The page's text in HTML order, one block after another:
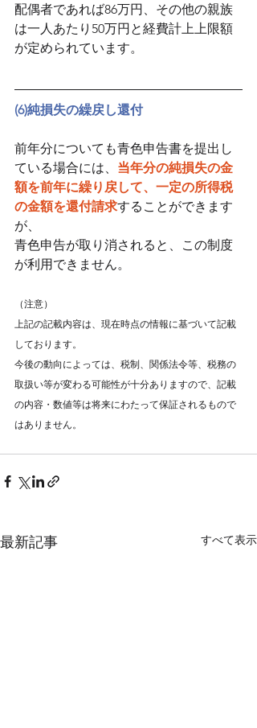
配偶者であれば86万円、その他の親族
は一人あたり50万円と経費計上上限額
が定められています。
(6)純損失の繰戻し還付
前年分についても青色申告書を提出し
ている場合には、 当年分の純損失の金
額を前年に繰り戻して、一定の所得税
の金額を還付請求することができます
が、
青色申告が取り消されると、この制度
が利用できません。
（注意）
上記の記載内容は、現在時点の情報に基づいて記載
しております。
今後の動向によっては、税制、関係法令等、税務の
取扱い等が変わる可能性が十分ありますので、記載
の内容・数値等は将来にわたって保証されるもので
はありません。
最新記事 すべて表示